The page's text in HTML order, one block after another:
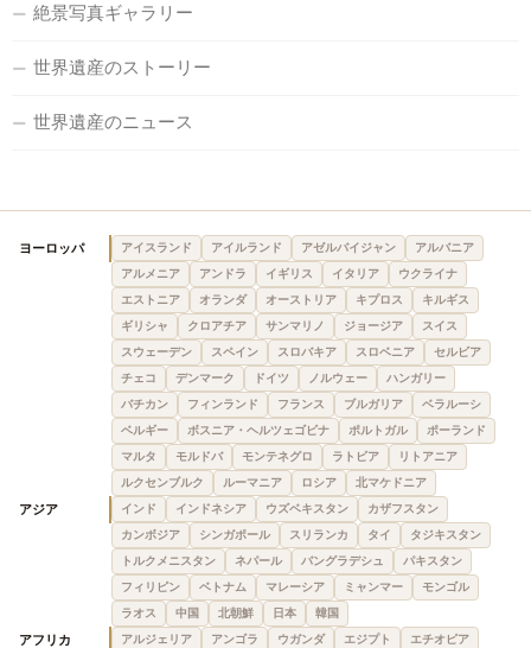
絶景写真ギャラリー
世界遺産のストーリー
世界遺産のニュース
ヨーロッパ アイスランド アイルランド アゼルバイジャン
アルバニア
アルメニア
アンドラ イギリス イタリア
ウクライナ
エストニア
オランダ オーストリア キプロス
キルギス
ギリシャ
クロアチア サンマリノ ジョージア
スイス
スウェーデン
スペイン スロバキア スロベニア
セルビア
チェコ
デンマーク ドイツ ノルウェー
ハンガリー
バチカン
フィンランド フランス ブルガリア
ベラルーシ
ベルギー
ボスニア・ヘルツェゴビナ ポルトガル
ポーランド
マルタ
モルドバ モンテネグロ ラトビア
リトアニア
ルクセンブルク
ルーマニア ロシア 北マケドニア
アジア インド インドネシア ウズベキスタン
カザフスタン
カンボジア
シンガポール スリランカ タイ
タジキスタン
トルクメニスタン
ネパール バングラデシュ
パキスタン
フィリピン
ベトナム マレーシア ミャンマー
モンゴル
ラオス
中国 北朝鮮 日本 韓国
アフリカ アルジェリア アンゴラ ウガンダ エジプト
エチオピア